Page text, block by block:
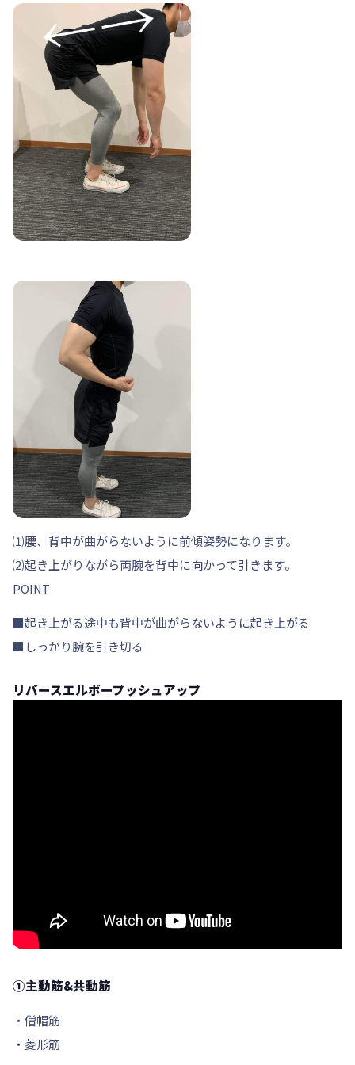
⑴腰、背中が曲がらないように前傾姿勢になります。
⑵起き上がりながら両腕を背中に向かって引きます。
POINT
■起き上がる途中も背中が曲がらないように起き上がる
■しっかり腕を引き切る
リバースエルボープッシュアップ
①主動筋&共動筋
・僧帽筋
・菱形筋